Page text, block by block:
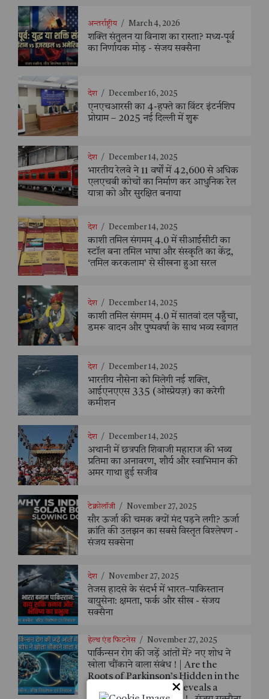
अन्तर्राष्ट्रीय / March 4, 2026
शक्ति संतुलन या विनाश का रास्ता? मध्य-पूर्व
का निर्णायक मोड़ - संजय सक्सैना
देश / December 16, 2025
एनएचआरसी का 4-हफ्ते का विंटर इंटर्नशिप
प्रोग्राम – 2025 नई दिल्ली में शुरू
देश / December 14, 2025
भारतीय रेलवे ने 11 वर्षों में 42,600 से अधिक
एलएचबी कोचों का निर्माण कर आधुनिक रेल
यात्रा को और सुरक्षित बनाया
देश / December 14, 2025
काशी तमिल संगमम् 4.0 में सीआईसीटी का
स्टॉल बना तमिल भाषा और संस्कृति का केंद्र,
‘तमिल करकलाम’ से सीखना हुआ सरल
देश / December 14, 2025
काशी तमिल संगमम् 4.0 में सातवां दल पहुँचा,
डमरू वादन और पुष्पवर्षा के साथ भव्य स्वागत
देश / December 14, 2025
भारतीय नौसेना को मिलेगी नई शक्ति,
आईएनएएस 335 (ओस्प्रेयज़) का करेगी
कमीशन
देश / December 14, 2025
अथानी में छत्रपति शिवाजी महाराज की भव्य
प्रतिमा का अनावरण, शौर्य और स्वाभिमान की
अमर गाथा हुई सजीव
टेक्नोलॉजी / November 27, 2025
सौर ऊर्जा की चमक क्यों मंद पड़ने लगी? ऊर्जा
क्रांति की उलझन का सबसे विस्तृत विश्लेषण -
संजय सक्सेना
देश / November 27, 2025
तेजस हादसे के संदर्भ में भारत–पाकिस्तान
वायुसेना: क्षमता, फर्क और सीख - संजय
सक्सैना
हेल्थ एंड फिटनेस / November 27, 2025
पार्किन्सन रोग की जड़ें आंतों में? नए शोध ने
खोला चौंकाने वाला संबंध ! | Are the
Roots of Parkinson’s Hidden in the
Gut? New Research Reveals a
×